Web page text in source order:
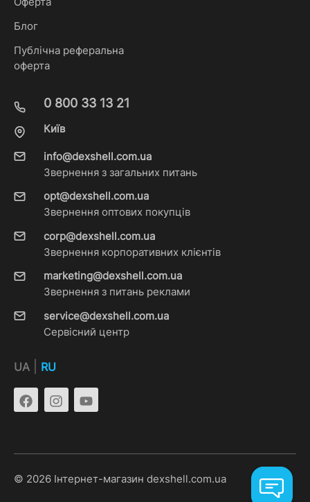
Блог
Публічна реферальна
оферта
0 800 33 13 21
Київ
info@dexshell.com.ua
Звернення з загальних питань
opt@dexshell.com.ua
Звернення оптових покупців
corp@dexshell.com.ua
Звернення корпоративних клієнтів
marketing@dexshell.com.ua
Звернення з питань реклами
service@dexshell.com.ua
Сервісний центр
UA RU
© 2026 Інтернет-магазин dexshell.com.ua